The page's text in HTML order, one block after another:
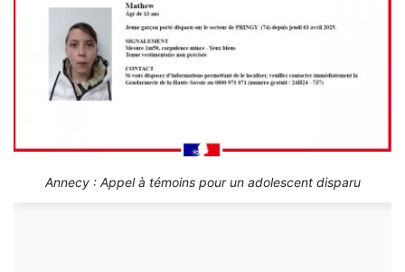
Annecy : Appel à témoins pour un adolescent disparu